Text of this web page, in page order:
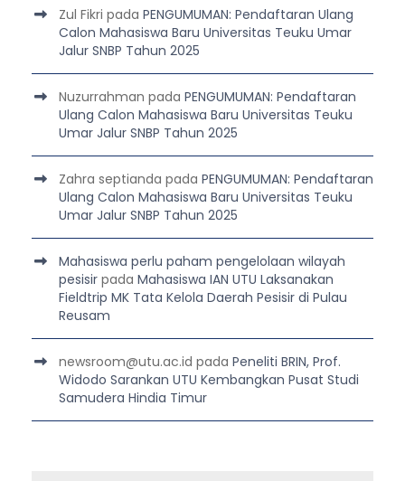
Zul Fikri pada PENGUMUMAN: Pendaftaran Ulang
Calon Mahasiswa Baru Universitas Teuku Umar
Jalur SNBP Tahun 2025
Nuzurrahman pada PENGUMUMAN: Pendaftaran
Ulang Calon Mahasiswa Baru Universitas Teuku
Umar Jalur SNBP Tahun 2025
Zahra septianda pada PENGUMUMAN: Pendaftaran
Ulang Calon Mahasiswa Baru Universitas Teuku
Umar Jalur SNBP Tahun 2025
Mahasiswa perlu paham pengelolaan wilayah
pesisir pada Mahasiswa IAN UTU Laksanakan
Fieldtrip MK Tata Kelola Daerah Pesisir di Pulau
Reusam
newsroom@utu.ac.id pada Peneliti BRIN, Prof.
Widodo Sarankan UTU Kembangkan Pusat Studi
Samudera Hindia Timur